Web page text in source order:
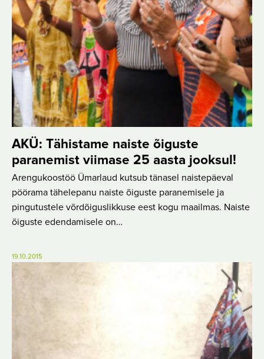
AKÜ: Tähistame naiste õiguste
paranemist viimase 25 aasta jooksul!
Arengukoostöö Ümarlaud kutsub tänasel naistepäeval
pöörama tähelepanu naiste õiguste paranemisele ja
pingutustele võrdõiguslikkuse eest kogu maailmas. Naiste
õiguste edendamisele on…
19.10.2015